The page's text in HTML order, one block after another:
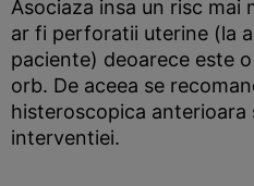
Asociaza insa un risc mai
ar fi perforatii uterine (la
paciente) deoarece este
orb. De aceea se
histeroscopica anterioara
interventiei.